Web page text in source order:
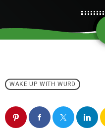
WAKE UP WITH WURD